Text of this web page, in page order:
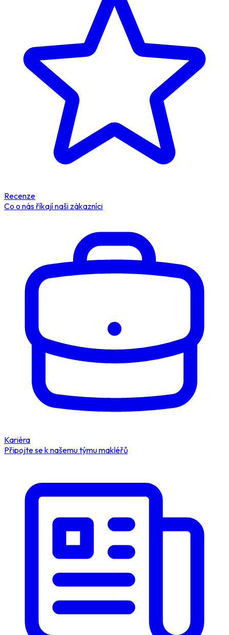
Recenze
Co o nás říkají naši zákazníci
Kariéra
Připojte se k našemu týmu makléřů